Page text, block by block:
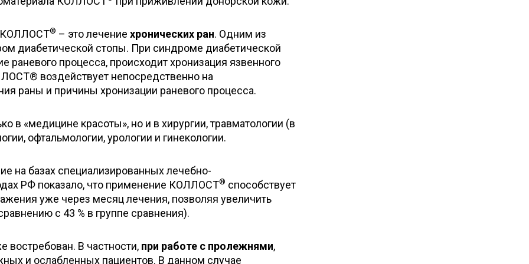
КОЛЛОСТ® – это лечение хронических ран. Одним из
диабетической стопы. При синдроме диабетической
раневого процесса, происходит хронизация язвенного
воздействует непосредственно на
раны и причины хронизации раневого процесса.
в «медицине красоты», но и в хирургии, травматологии (в
офтальмологии, урологии и гинекологии.
на базах специализированных лечебно-
РФ показало, что применение КОЛЛОСТ® способствует
уже через месяц лечения, позволяя увеличить
с 43 % в группе сравнения).
востребован. В частности, при работе с пролежнями,
и ослабленных пациентов. В данном случае